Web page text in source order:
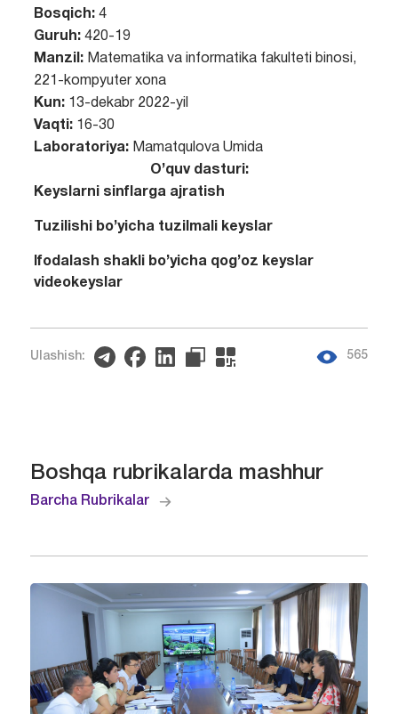
Bosqich:4
Guruh:420-19
Manzil:Matematika va informatika fakulteti binosi,
221-kompyuter xona
Kun: 13-dekabr 2022-yil
Vaqti:16-30
Laboratoriya:Mamatqulova Umida
O’quv dasturi:
Keyslarni sinflarga ajratish
Tuzilishi bo’yicha tuzilmali keyslar
Ifodalash shakli bo’yicha qog’oz keyslar
videokeyslar
Ulashish: 565
Boshqa rubrikalarda mashhur
Barcha Rubrikalar